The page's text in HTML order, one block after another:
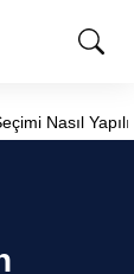
Nasıl